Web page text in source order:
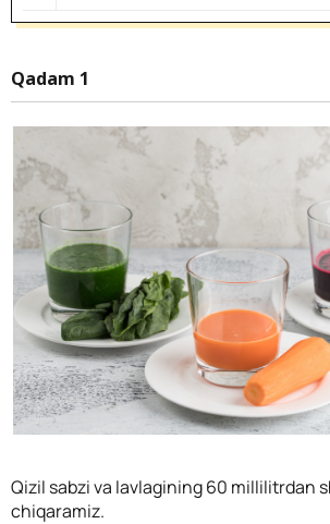
Qadam 1
Qizil sabzi va lavlagining 60 millilitrdan
chiqaramiz.